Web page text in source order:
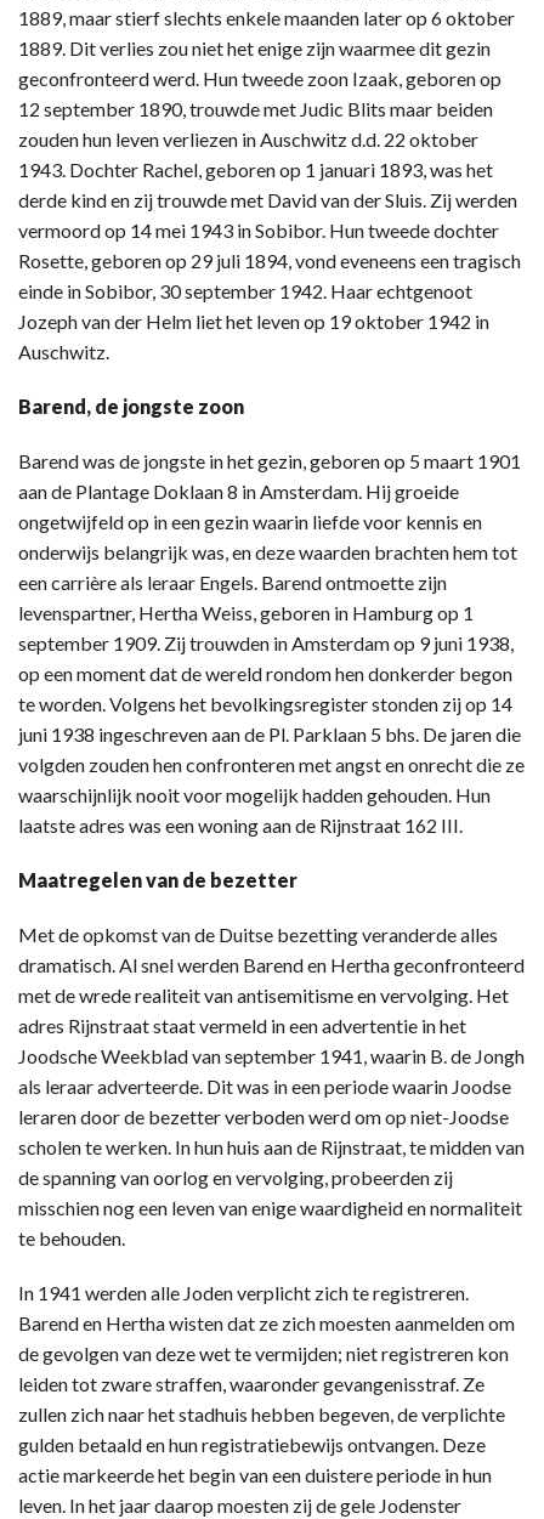
1889, maar stierf slechts enkele maanden later op 6 oktober
1889. Dit verlies zou niet het enige zijn waarmee dit gezin
geconfronteerd werd. Hun tweede zoon Izaak, geboren op
12 september 1890, trouwde met Judic Blits maar beiden
zouden hun leven verliezen in Auschwitz d.d. 22 oktober
1943. Dochter Rachel, geboren op 1 januari 1893, was het
derde kind en zij trouwde met David van der Sluis. Zij werden
vermoord op 14 mei 1943 in Sobibor. Hun tweede dochter
Rosette, geboren op 29 juli 1894, vond eveneens een tragisch
einde in Sobibor, 30 september 1942. Haar echtgenoot
Jozeph van der Helm liet het leven op 19 oktober 1942 in
Auschwitz.
Barend, de jongste zoon
Barend was de jongste in het gezin, geboren op 5 maart 1901
aan de Plantage Doklaan 8 in Amsterdam. Hij groeide
ongetwijfeld op in een gezin waarin liefde voor kennis en
onderwijs belangrijk was, en deze waarden brachten hem tot
een carrière als leraar Engels. Barend ontmoette zijn
levenspartner, Hertha Weiss, geboren in Hamburg op 1
september 1909. Zij trouwden in Amsterdam op 9 juni 1938,
op een moment dat de wereld rondom hen donkerder begon
te worden. Volgens het bevolkingsregister stonden zij op 14
juni 1938 ingeschreven aan de Pl. Parklaan 5 bhs. De jaren die
volgden zouden hen confronteren met angst en onrecht die ze
waarschijnlijk nooit voor mogelijk hadden gehouden. Hun
laatste adres was een woning aan de Rijnstraat 162 III.
Maatregelen van de bezetter
Met de opkomst van de Duitse bezetting veranderde alles
dramatisch. Al snel werden Barend en Hertha geconfronteerd
met de wrede realiteit van antisemitisme en vervolging. Het
adres Rijnstraat staat vermeld in een advertentie in het
Joodsche Weekblad van september 1941, waarin B. de Jongh
als leraar adverteerde. Dit was in een periode waarin Joodse
leraren door de bezetter verboden werd om op niet-Joodse
scholen te werken. In hun huis aan de Rijnstraat, te midden van
de spanning van oorlog en vervolging, probeerden zij
misschien nog een leven van enige waardigheid en normaliteit
te behouden.
In 1941 werden alle Joden verplicht zich te registreren.
Barend en Hertha wisten dat ze zich moesten aanmelden om
de gevolgen van deze wet te vermijden; niet registreren kon
leiden tot zware straffen, waaronder gevangenisstraf. Ze
zullen zich naar het stadhuis hebben begeven, de verplichte
gulden betaald en hun registratiebewijs ontvangen. Deze
actie markeerde het begin van een duistere periode in hun
leven. In het jaar daarop moesten zij de gele Jodenster